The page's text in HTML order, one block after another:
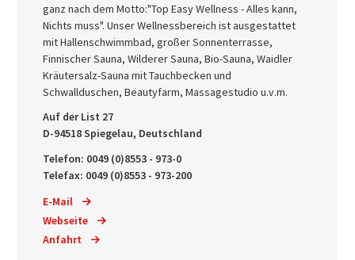
ganz nach dem Motto:"Top Easy Wellness - Alles kann,
Nichts muss". Unser Wellnessbereich ist ausgestattet
mit Hallenschwimmbad, großer Sonnenterrasse,
Finnischer Sauna, Wilderer Sauna, Bio-Sauna, Waidler
Kräutersalz-Sauna mit Tauchbecken und
Schwallduschen, Beautyfarm, Massagestudio u.v.m.
Auf der List 27
D-94518 Spiegelau, Deutschland
Telefon: 0049 (0)8553 - 973-0
Telefax: 0049 (0)8553 - 973-200
E-Mail
Webseite
Anfahrt